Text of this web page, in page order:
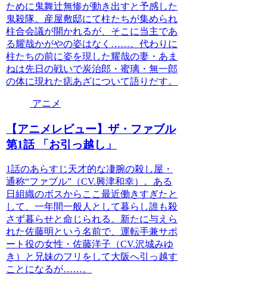
ために鬼舞辻無惨が動き出すと予感した
鬼殺隊。産屋敷邸にて柱たちが集められ
柱合会議が開かれるが、そこに当主であ
る耀哉かがやの姿はなく……。代わりに
柱たちの前に姿を現した耀哉の妻・あま
ねは先日の戦いで炭治郎・蜜璃・無一郎
の体に現れた痣あざについて語りだす。
アニメ
【アニメレビュー】ザ・ファブル
第1話 「お引っ越し」
1話のあらすじ天才的な凄腕の殺し屋・
通称“ファブル”（CV.興津和幸）。ある
日組織のボスからここ最近働きすぎたと
して、一年間一般人として暮らし誰も殺
さず暮らせと命じられる。新たに与えら
れた佐藤明という名前で、運転手兼サポ
ート役の女性・佐藤洋子（CV.沢城みゆ
き）と兄妹のフリをして大阪へ引っ越す
ことになるが……。